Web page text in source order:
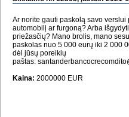
Ar norite gauti paskolą savo
automobilį ar furgoną? Arba
priežasčių? Mano brolis, mano
paskolas nuo 5 000 eurų iki 2 000
dėl jūsų poreikių
paštas:
Kaina: 2000000 EUR